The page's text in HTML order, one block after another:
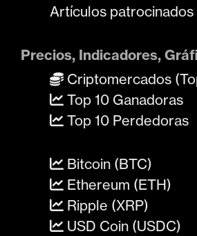
Artículos patrocinados
Precios, Indicadores,
Criptomercados
Top 10 Ganadoras
Top 10 Perdedoras
Bitcoin (BTC)
Ethereum (ETH)
Ripple (XRP)
USD Coin (USDC)